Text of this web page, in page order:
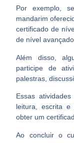
Por exemplo,
mandarim
certificado de
de nível avançado
Além disso,
participe de
palestras,
Essas
leitura, escrita e
obter um
Ao concluir o